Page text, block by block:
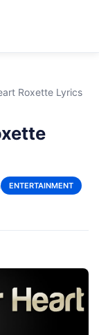
Roxette Lyrics
ENTERTAINMENT